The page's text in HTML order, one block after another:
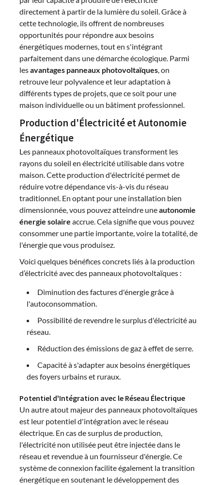
directement à partir de la lumière du soleil. Grâce à
cette technologie, ils offrent de nombreuses
opportunités pour répondre aux besoins
énergétiques modernes, tout en s'intégrant
parfaitement dans une démarche écologique. Parmi
lesavantages panneaux photovoltaïques, on
retrouve leur polyvalence et leur adaptation à
différents types de projets, que ce soit pour une
maison individuelle ou un bâtiment professionnel.
Production d'Électricité et Autonomie
Énergétique
Les panneaux photovoltaïques transforment les
rayons du soleil en électricité utilisable dans votre
maison. Cette production d'électricité permet de
réduire votre dépendance vis-à-vis du réseau
traditionnel. En optant pour une installation bien
dimensionnée, vous pouvez atteindre uneautonomie
énergie solaire accrue. Cela signifie que vous pouvez
consommer une partie importante, voire la totalité, de
l'énergie que vous produisez.
Voici quelques bénéfices concrets liés à la production
d’électricité avec des panneaux photovoltaïques :
Diminution des factures d'énergie grâce à
l'autoconsommation.
Possibilité de revendre le surplus d'électricité au
réseau.
Réduction des émissions de gaz à effet de serre.
Capacité à s'adapter aux besoins énergétiques
des foyers urbains et ruraux.
Potentiel d'Intégration avec le Réseau Électrique
Un autre atout majeur des panneaux photovoltaïques
est leur potentiel d'intégration avec le réseau
électrique. En cas de surplus de production,
l'électricité non utilisée peut être injectée dans le
réseau et revendue à un fournisseur d'énergie. Ce
système de connexion facilite également la transition
énergétique en soutenant le développement des